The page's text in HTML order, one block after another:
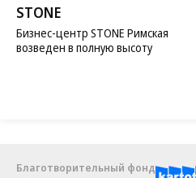
STONE
Бизнес-центр STONE Римская
возведен в полную высоту
Благотворительный фонд